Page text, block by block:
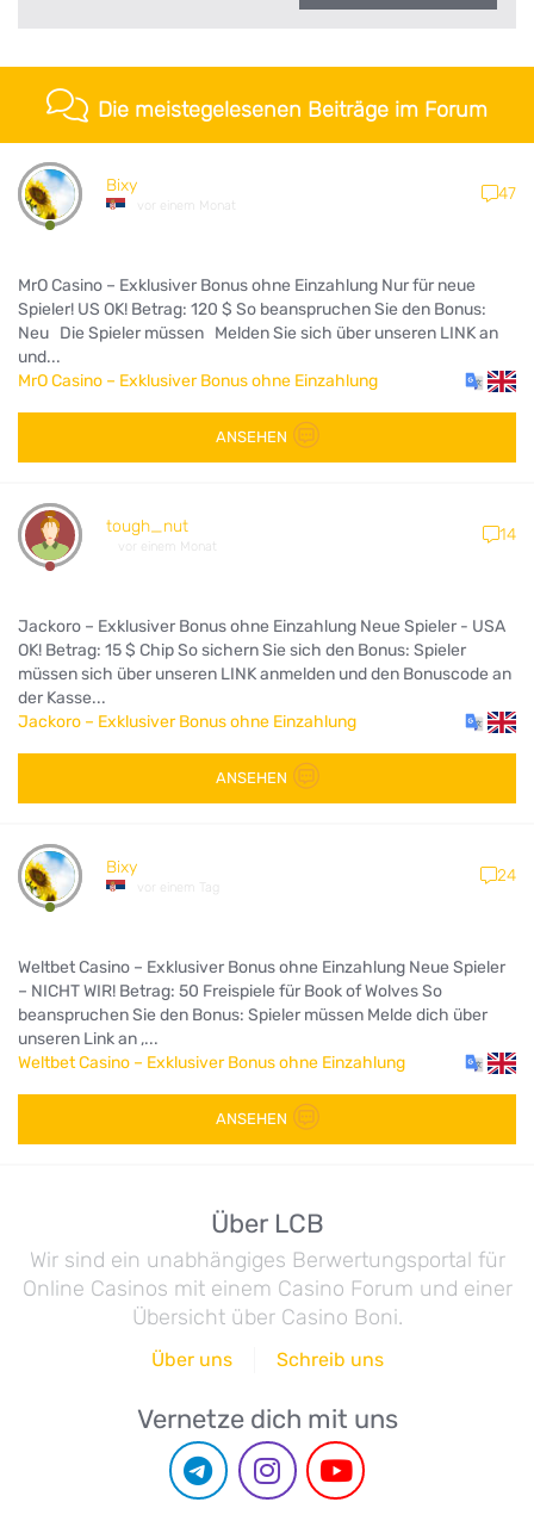
Die meistegelesenen Beiträge im Forum
Bixy
vor einem Monat
47
MrO Casino – Exklusiver Bonus ohne Einzahlung Nur für neue
Spieler! US OK! Betrag: 120 $ So beanspruchen Sie den Bonus:
Neu Die Spieler müssen Melden Sie sich über unseren LINK an
und...
MrO Casino – Exklusiver Bonus ohne Einzahlung
ANSEHEN
tough_nut
vor einem Monat
14
Jackoro – Exklusiver Bonus ohne Einzahlung Neue Spieler - USA
OK! Betrag: 15 $ Chip So sichern Sie sich den Bonus: Spieler
müssen sich über unseren LINK anmelden und den Bonuscode an
der Kasse...
Jackoro – Exklusiver Bonus ohne Einzahlung
ANSEHEN
Bixy
vor einem Tag
24
Weltbet Casino – Exklusiver Bonus ohne Einzahlung Neue Spieler
– NICHT WIR! Betrag: 50 Freispiele für Book of Wolves So
beanspruchen Sie den Bonus: Spieler müssen Melde dich über
unseren Link an ,...
Weltbet Casino – Exklusiver Bonus ohne Einzahlung
ANSEHEN
Über LCB
Wir sind ein unabhängiges Berwertungsportal für
Online Casinos mit einem Casino Forum und einer
Übersicht über Casino Boni.
Über uns Schreib uns
Vernetze dich mit uns